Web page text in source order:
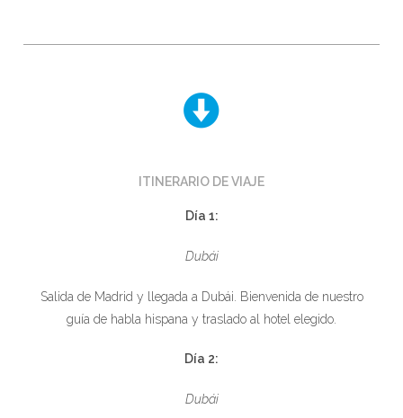
ITINERARIO DE VIAJE
Día 1:
Dubái
Salida de Madrid y llegada a Dubái. Bienvenida de nuestro
guía de habla hispana y traslado al hotel elegido.
Día 2:
Dubái